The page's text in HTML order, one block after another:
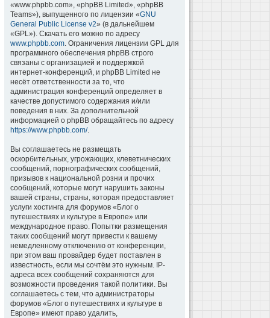
«www.phpbb.com», «phpBB Limited», «phpBB
Teams»), выпущенного по лицензии «GNU
General Public License v2» (в дальнейшем
«GPL»). Скачать его можно по адресу
www.phpbb.com. Ограничения лицензии GPL для
программного обеспечения phpBB строго
связаны с организацией и поддержкой
интернет-конференций, и phpBB Limited не
несёт ответственности за то, что
администрация конференций определяет в
качестве допустимого содержания и/или
поведения в них. За дополнительной
информацией о phpBB обращайтесь по адресу
https://www.phpbb.com/.
Вы соглашаетесь не размещать
оскорбительных, угрожающих, клеветнических
сообщений, порнографических сообщений,
призывов к национальной розни и прочих
сообщений, которые могут нарушить законы
вашей страны, страны, которая предоставляет
услуги хостинга для форумов «Блог о
путешествиях и культуре в Европе» или
международное право. Попытки размещения
таких сообщений могут привести к вашему
немедленному отключению от конференции,
при этом ваш провайдер будет поставлен в
известность, если мы сочтём это нужным. IP-
адреса всех сообщений сохраняются для
возможности проведения такой политики. Вы
соглашаетесь с тем, что администраторы
форумов «Блог о путешествиях и культуре в
Европе» имеют право удалить,